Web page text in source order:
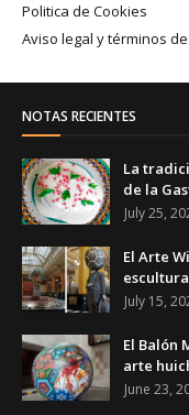
Politica de Cookies
Aviso legal y términos
NOTAS RECIENTES
La
de la
July 25,
El Arte
July 15,
El Balón
arte
June 23,